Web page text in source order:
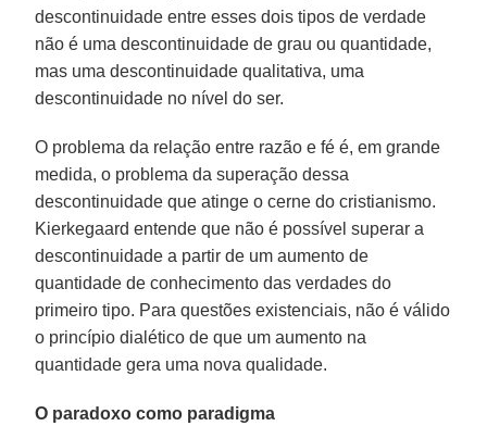
descontinuidade entre esses dois tipos de verdade
não é uma descontinuidade de grau ou quantidade,
mas uma descontinuidade qualitativa, uma
descontinuidade no nível do ser.
O problema da relação entre razão e fé é, em grande
medida, o problema da superação dessa
descontinuidade que atinge o cerne do cristianismo.
Kierkegaard entende que não é possível superar a
descontinuidade a partir de um aumento de
quantidade de conhecimento das verdades do
primeiro tipo. Para questões existenciais, não é válido
o princípio dialético de que um aumento na
quantidade gera uma nova qualidade.
O paradoxo como paradigma